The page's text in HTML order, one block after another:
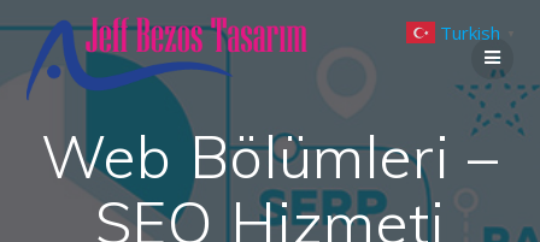
to
Web Bölümleri –
SEO Hizmeti
Turkish ▼